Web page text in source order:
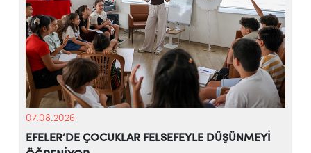
07.08.2026
EFELER’DE ÇOCUKLAR FELSEFEYLE DÜŞÜNMEYİ